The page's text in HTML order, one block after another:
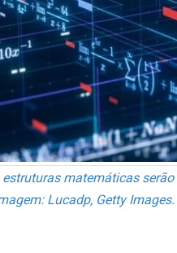
matemáticas
Lucadp, Getty Images.